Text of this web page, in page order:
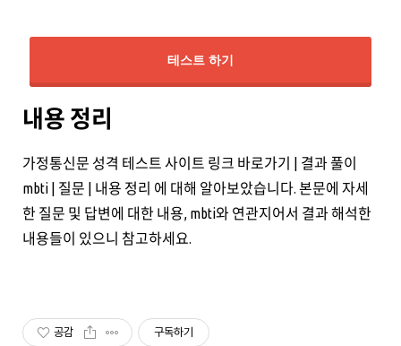
테스트 하기
내용 정리
가정통신문 성격 테스트 사이트 링크 바로가기 | 결과 풀이
mbti | 질문 | 내용 정리 에 대해 알아보았습니다. 본문에 자세
한 질문 및 답변에 대한 내용, mbti와 연관지어서 결과 해석한
내용들이 있으니 참고하세요.
공감 구독하기